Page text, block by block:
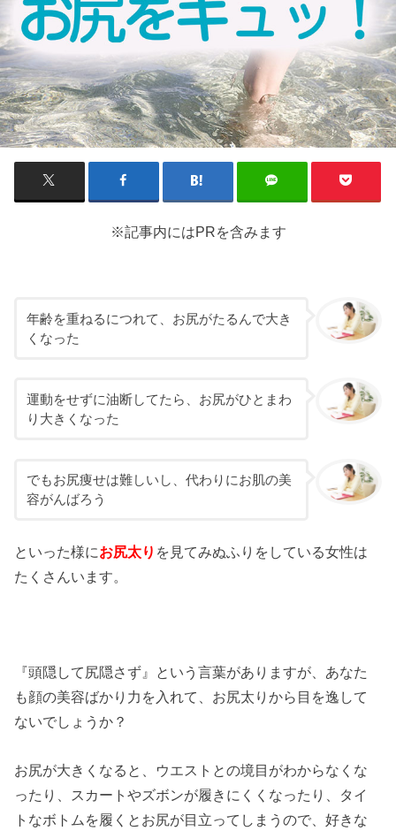
※記事内にはPRを含みます
年齢を重ねるにつれて、お尻がたるんで大き
くなった
運動をせずに油断してたら、お尻がひとまわ
り大きくなった
でもお尻痩せは難しいし、代わりにお肌の美
容がんばろう
といった様にお尻太り を見てみぬふりをしている女性は
たくさんいます。
『頭隠して尻隠さず』という言葉がありますが、あなた
も顔の美容ばかり力を入れて、お尻太りから目を逸して
ないでしょうか？
お尻が大きくなると、ウエストとの境目がわからなくな
ったり、スカートやズボンが履きにくくなったり、タイ
トなボトムを履くとお尻が目立ってしまうので、好きな